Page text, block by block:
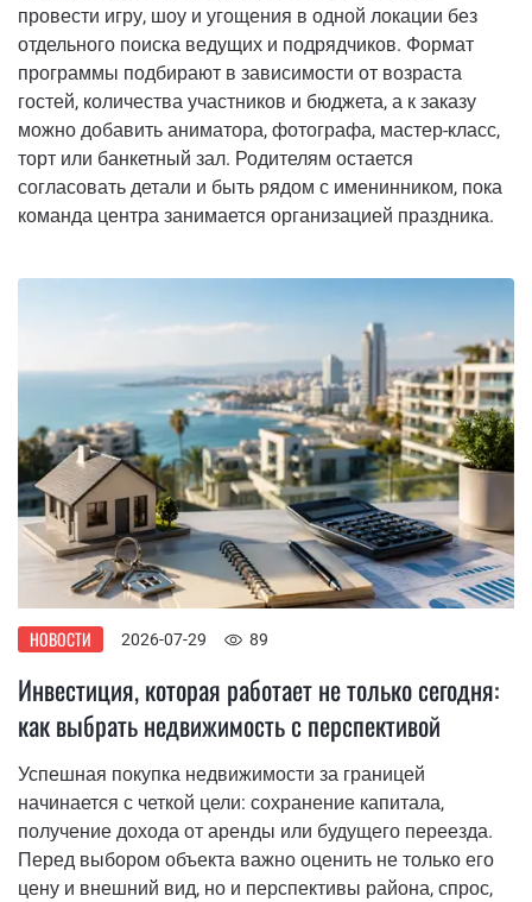
провести игру, шоу и угощения в одной локации без
отдельного поиска ведущих и подрядчиков. Формат
программы подбирают в зависимости от возраста
гостей, количества участников и бюджета, а к заказу
можно добавить аниматора, фотографа, мастер-класс,
торт или банкетный зал. Родителям остается
согласовать детали и быть рядом с именинником, пока
команда центра занимается организацией праздника.
НОВОСТИ 2026-07-29 89
Инвестиция, которая работает не только сегодня:
как выбрать недвижимость с перспективой
Успешная покупка недвижимости за границей
начинается с четкой цели: сохранение капитала,
получение дохода от аренды или будущего переезда.
Перед выбором объекта важно оценить не только его
цену и внешний вид, но и перспективы района, спрос,